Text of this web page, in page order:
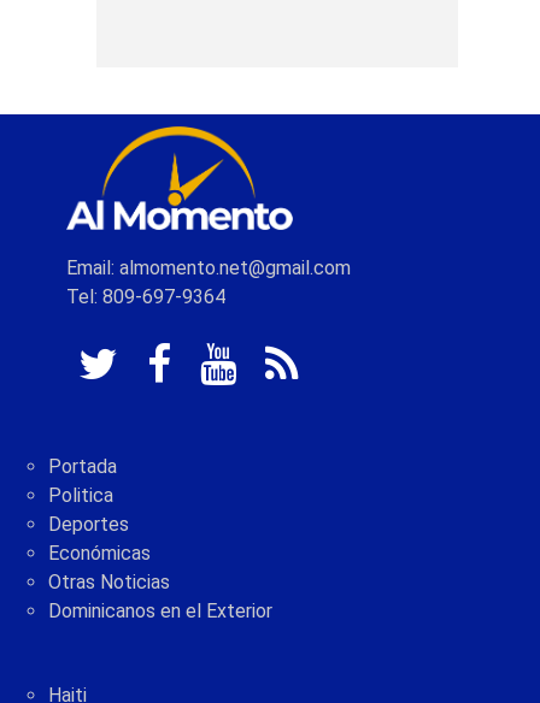
Email: almomento.net@gmail.com
Tel: 809-697-9364
Portada
Politica
Deportes
Económicas
Otras Noticias
Dominicanos en el Exterior
Haiti